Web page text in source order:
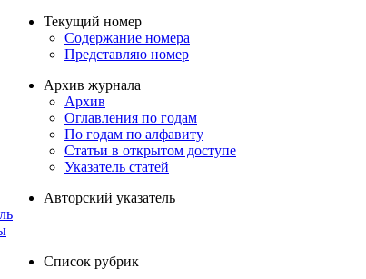
Текущий номер
Содержание номера
Представляю номер
Архив журнала
Архив
Оглавления по годам
По годам по алфавиту
Статьи в открытом доступе
Указатель статей
Авторский указатель
Список рубрик